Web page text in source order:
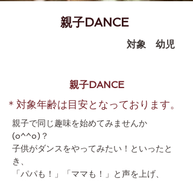
親子DANCE
対象 幼児
親子DANCE
＊対象年齢は目安となっております。
親子で同じ趣味を始めてみませんか
(o^^o)？
子供がダンスをやってみたい！といったと
き、
「パパも！」「ママも！」と声を上げ、